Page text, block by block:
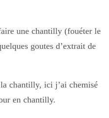
une chantilly (fouéter le
goutes d’extrait de
chantilly, ici j’ai chemisé
en chantilly.